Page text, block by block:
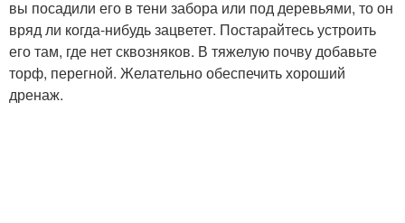
вы посадили его в тени забора или под деревьями, то он
вряд ли когда-нибудь зацветет. Постарайтесь устроить
его там, где нет сквозняков. В тяжелую почву добавьте
торф, перегной. Желательно обеспечить хороший
дренаж.